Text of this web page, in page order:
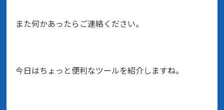
また何かあったらご連絡ください。
今日はちょっと便利なツールを紹介しますね。